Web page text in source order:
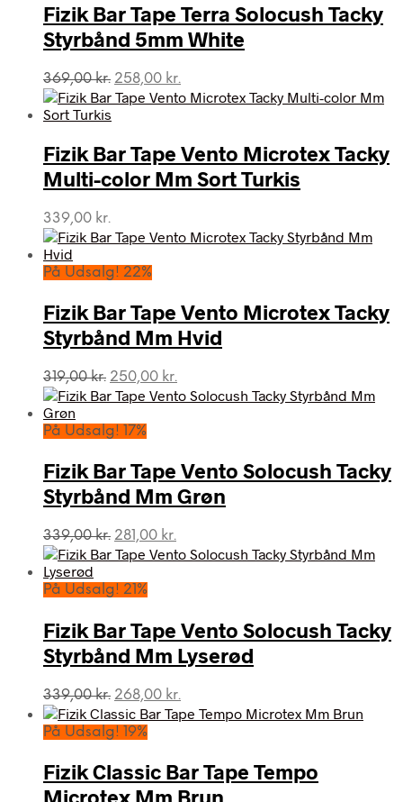
Fizik Bar Tape Terra Solocush Tacky
Styrbånd 5mm White
369,00kr. Den
oprindelige
369,00 kr..
258,00 kr.
aktuelle
258,00 kr..
Fizik Bar Tape Vento Microtex Tacky
Multi-color Mm Sort Turkis
339,00 kr.
På Udsalg! 22%
Fizik Bar Tape Vento Microtex Tacky
Styrbånd Mm Hvid
319,00kr. Den
oprindelige
var:
250,00 kr.
aktuelle
På Udsalg! 17%
Fizik Bar Tape Vento Solocush Tacky
Styrbånd Mm Grøn
339,00kr. Den
oprindelige
var:
281,00 kr.
aktuelle
På Udsalg! 21%
Fizik Bar Tape Vento Solocush Tacky
Styrbånd Mm Lyserød
339,00kr. Den
oprindelige
pris
339,00 kr..
268,00 kr.
aktuelle
268,00 kr..
På Udsalg! 19%
Fizik Classic Bar Tape Tempo
Microtex Mm Brun